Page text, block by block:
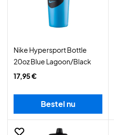
Nike Hypersport Bottle
20oz Blue Lagoon/Black
17,95 €
Bestel nu